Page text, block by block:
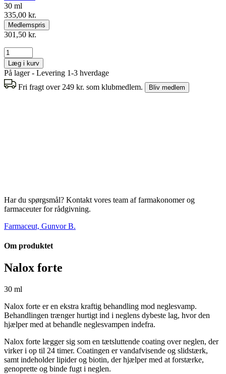
30 ml
335,00 kr.
Medlemspris
301,50 kr.
Læg i kurv
På lager - Levering 1-3 hverdage
Fri fragt over 249 kr. som klubmedlem.
Bliv medlem
Har du spørgsmål? Kontakt vores team af farmakonomer og
farmaceuter for rådgivning.
Farmaceut, Gunvor B.
Om produktet
Nalox forte
30 ml
Nalox forte er en ekstra kraftig behandling mod neglesvamp.
Behandlingen trænger hurtigt ind i neglens dybeste lag, hvor den
hjælper med at behandle neglesvampen indefra.
Nalox forte lægger sig som en tætsluttende coating over neglen, der
virker i op til 24 timer. Coatingen er vandafvisende og slidstærk,
samt indeholder lipider og biotin, der hjælper med at forstærke,
genoprette og binde fugt i neglen.